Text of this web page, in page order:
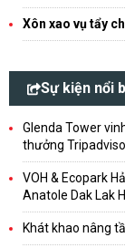
Xôn xao vụ tẩy
Sự kiện nổi
Glenda Tower
thưởng
VOH & Ecopark
Anatole Dak Lak
Khát khao nâng